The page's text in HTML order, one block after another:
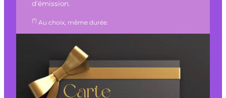
d’émission.
(*)Au choix, même durée.